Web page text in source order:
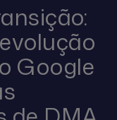
Google